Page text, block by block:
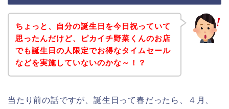
ちょっと、自分の誕生日を今日祝っていて
思ったんだけど、ピカイチ野菜くんのお店
でも誕生日の人限定でお得なタイムセール
などを実施していないのかな～！？
当たり前の話ですが、誕生日って春だったら、４月、